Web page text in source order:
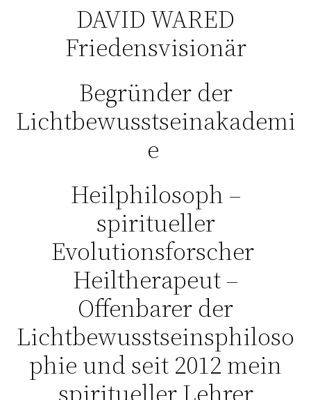
DAVID WARED
Friedensvisionär
Begründer der
Lichtbewusstseinakademi
e
Heilphilosoph –
spiritueller
Evolutionsforscher
Heiltherapeut –
Offenbarer der
Lichtbewusstseinsphiloso
phie und seit 2012 mein